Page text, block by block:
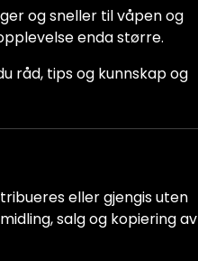
og sneller til våpen og
enda større.
råd, tips og kunnskap og
eller gjengis uten
salg og kopiering av